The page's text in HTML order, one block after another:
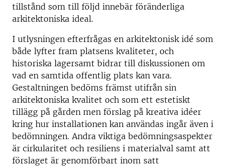
tillstånd som till följd innebär föränderliga
arkitektoniska ideal.
I utlysningen efterfrågas en arkitektonisk idé som
både lyfter fram platsens kvaliteter, och
historiska lagersamt bidrar till diskussionen om
vad en samtida offentlig plats kan vara.
Gestaltningen bedöms främst utifrån sin
arkitektoniska kvalitet och som ett estetiskt
tillägg på gården men förslag på kreativa idéer
kring hur installationen kan användas ingår även i
bedömningen. Andra viktiga bedömningsaspekter
är cirkularitet och resiliens i materialval samt att
förslaget är genomförbart inom satt